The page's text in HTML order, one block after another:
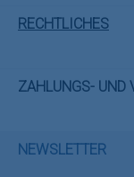
RECHTLICHES
ZAHLUNGS- UND
NEWSLETTER